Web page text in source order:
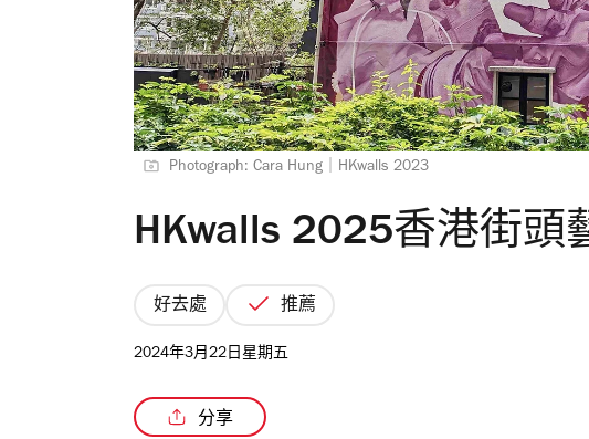
Photograph: Cara Hung｜HKwalls 2023
HKwalls 2025香港街頭
好去處 推薦
2024年3月22日星期五
分享